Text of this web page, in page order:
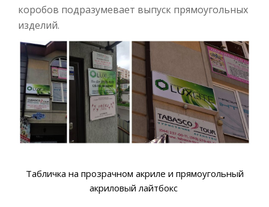
коробов подразумевает выпуск прямоугольных
изделий.
Табличка на прозрачном акриле и прямоугольный
акриловый лайтбокс